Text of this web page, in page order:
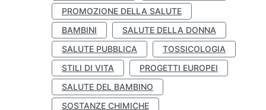
PROMOZIONE DELLA SALUTE
BAMBINI
SALUTE DELLA DONNA
SALUTE PUBBLICA
TOSSICOLOGIA
STILI DI VITA
PROGETTI EUROPEI
SALUTE DEL BAMBINO
SOSTANZE CHIMICHE